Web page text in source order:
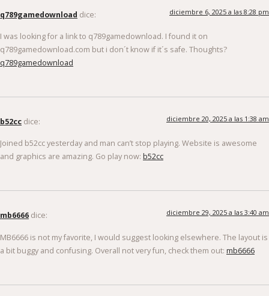
q789gamedownload dice: diciembre 6, 2025 a las 8:28 pm
I was looking for a link to q789gamedownload. I found it on
q789gamedownload.com but i don´t know if it´s safe. Thoughts?
q789gamedownload
b52cc dice: diciembre 20, 2025 a las 1:38 am
Joined b52cc yesterday and man can’t stop playing. Website is awesome
and graphics are amazing. Go play now: b52cc
mb6666 dice: diciembre 29, 2025 a las 3:40 am
MB6666 is not my favorite, I would suggest looking elsewhere. The layout is
a bit buggy and confusing. Overall not very fun, check them out: mb6666